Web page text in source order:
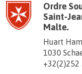
Ordre
Saint-
Malte.
Huart
1030
+32(2)252